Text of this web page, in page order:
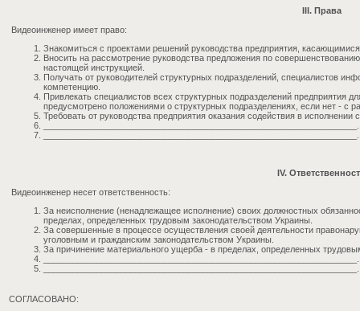
III. Права
Видеоинженер имеет право:
Знакомиться с проектами решений руководства предприятия, касающимися
Вносить на рассмотрение руководства предложения по
настоящей инструкцией.
Получать от руководителей структурных подразделений, специалистов
компетенцию.
Привлекать специалистов всех структурных подразделений предприятия
предусмотрено положениями о структурных подразделениях, если нет - с
Требовать от руководства предприятия оказания содействия в
IV.
Видеоинженер несет ответственность:
За неисполнение (ненадлежащее исполнение) своих должностных
пределах, определенных трудовым законодательством Украины.
За совершенные в процессе осуществления своей деятельности
уголовным и гражданским законодательством Украины.
За причинение материального ущерба - в пределах, определенных
СОГЛАСОВАНО: